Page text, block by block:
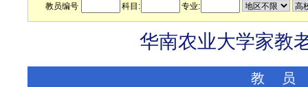
教员编号 科目: 专业:
华南农业大学家教
教